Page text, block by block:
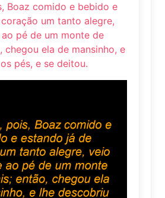
Boaz comido e bebido e
um tanto alegre,
pé de um monte de
chegou ela de mansinho, e
pés, e se deitou.